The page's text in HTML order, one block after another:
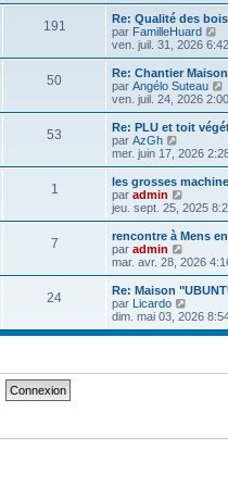
s
u
l
e
r
l
e
e
n
i
e
m
e
s
a
g
e
191
Re: Qualité des bois
par FamilleHuard
o
n
s
u
l
e
r
l
e
e
n
i
e
m
e
s
a
g
ven. juil. 31, 2026
50
Re: Chantier
par Angélo Suteau
o
l
r
l
e
i
ven. juil. 24, 2026
53
Re: PLU et toit
par AzGh
o
n
s
u
l
e
r
l
e
e
r
n
i
m
g
mer. juin 17, 2026
1
les grosses
par admin
o
n
s
l
e
r
l
e
d
n
e
jeu. sept. 25, 2025
7
rencontre à Mens
par admin
o
n
s
u
l
e
e
i
mar. avr. 28, 2026
24
Re: Maison
par Licardo
o
n
dim. mai 03, 2026